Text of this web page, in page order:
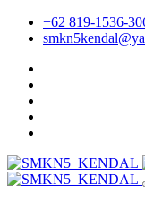
+62 819-1536-